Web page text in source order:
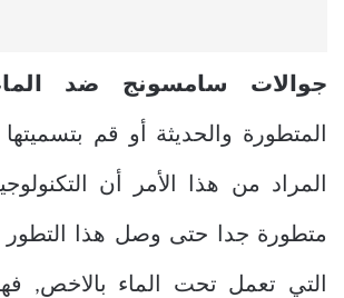
جوالات سامسونج ضد
المتطورة والحديثة أو قم
المراد من هذا الأمر أن
متطورة جدا حتى وصل هذا التطور
التي تعمل تحت الماء بالاخص,